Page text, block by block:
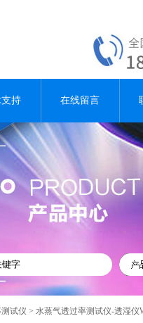
持 在线留言
试仪 > 水蒸气透过率测试仪-透湿仪